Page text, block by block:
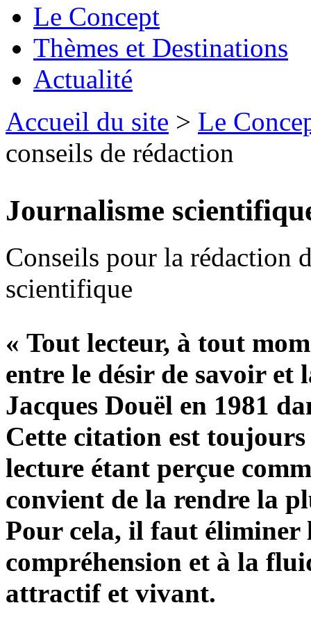
Le Concept
Thèmes et Destinations
Actualité
Accueil du site > Le
conseils de rédaction
Journalisme
Conseils pour la rédaction
scientifique
« Tout lecteur, à tout
entre le désir de savoir
Jacques Douël en 1981
Cette citation est
lecture étant perçue
convient de la rendre la
Pour cela, il faut éliminer
compréhension et à la
attractif et vivant.